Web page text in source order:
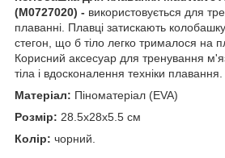
(M0727020) - використовується для
плаванні. Плавці затискають
стегон, що б тіло легко трималося на
Корисний аксесуар для тренування
тіла і вдосконалення техніки плавання.
Матеріал: Піноматеріал (EVA)
Розмір: 28.5х28х5.5 см
Колір: чорний.